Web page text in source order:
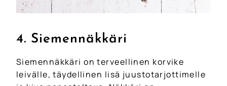
4. Siemennäkkäri
Siemennäkkäri on terveellinen korvike
leivälle, täydellinen lisä juustotarjottimelle